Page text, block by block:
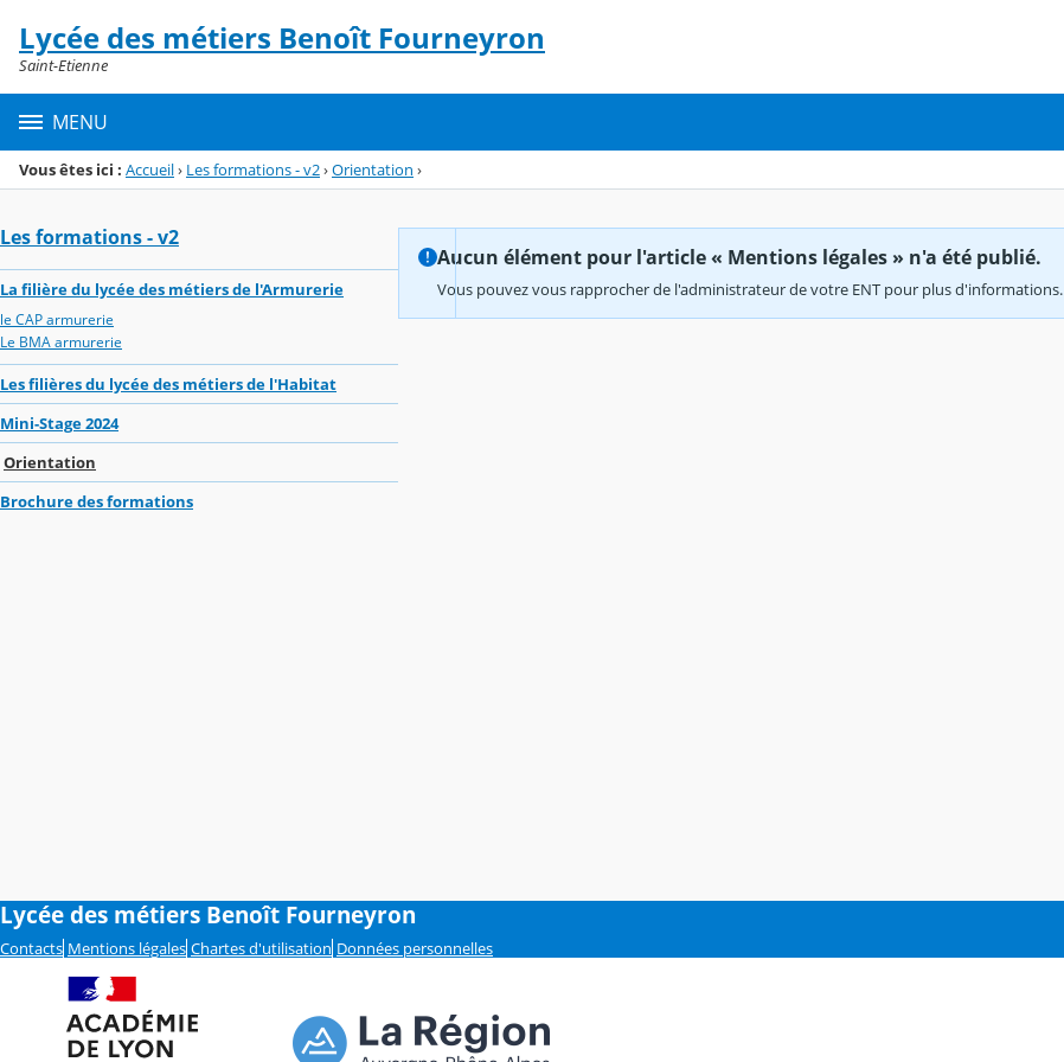
Menu de la rubrique
Contenu
Lycée des métiers Benoît Fourneyron
Saint-Etienne
MENU
Vous êtes ici : Accueil› Les formations - v2›Orientation ›
Les formations - v2
La filière du lycée des métiers de l'Armurerie
le CAP armurerie
Le BMA armurerie
Les filières du lycée des métiers de l'Habitat
Mini-Stage 2024
Orientation
Brochure des formations
Aucun élément pour l'article « Mentions légales » n'a été publié.
Vous pouvez vous rapprocher de l'administrateur de votre ENT pour plus d'informations.
Lycée des métiers Benoît Fourneyron
Contacts Mentions légales Chartes d'utilisation Données personnelles